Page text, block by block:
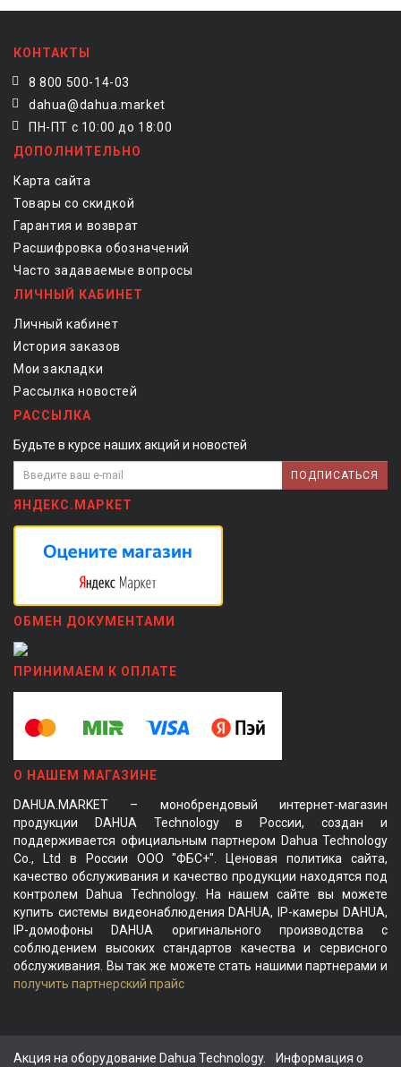
КОНТАКТЫ
8 800 500-14-03
dahua@dahua.market
ПН-ПТ с 10:00 до 18:00
ДОПОЛНИТЕЛЬНО
Карта сайта
Товары со скидкой
Гарантия и возврат
Расшифровка обозначений
Часто задаваемые вопросы
ЛИЧНЫЙ КАБИНЕТ
Личный кабинет
История заказов
Мои закладки
Рассылка новостей
РАССЫЛКА
Будьте в курсе наших акций и новостей
ПОДПИСАТЬСЯ
ЯНДЕКС.МАРКЕТ
ОБМЕН ДОКУМЕНТАМИ
ПРИНИМАЕМ К ОПЛАТЕ
О НАШЕМ МАГАЗИНЕ
DAHUA.MARKET – монобрендовый интернет-магазин
продукции DAHUA Technology в России, создан и
поддерживается официальным партнером Dahua Technology
Co., Ltd в России ООО "ФБС+". Ценовая политика сайта,
качество обслуживания и качество продукции находятся под
контролем Dahua Technology. На нашем сайте вы можете
купить системы видеонаблюдения DAHUA, IP-камеры DAHUA,
IP-домофоны DAHUA оригинального производства с
соблюдением высоких стандартов качества и сервисного
обслуживания. Вы так же можете стать нашими партнерами и
получить партнерский прайс
Акция на оборудование Dahua Technology. Информация о